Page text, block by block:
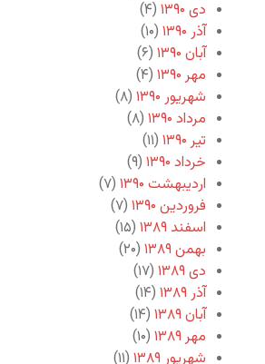
دی ۱۳۹۰
(۴)
آذر ۱۳۹۰
(۱۰)
آبان ۱۳۹۰
(۶)
مهر ۱۳۹۰
(۴)
شهریور ۱۳۹۰
(۸)
مرداد ۱۳۹۰
(۸)
تیر ۱۳۹۰
(۱۱)
خرداد ۱۳۹۰
(۹)
اردیبهشت ۱۳۹۰
(۷)
فروردین ۱۳۹۰
(۷)
اسفند ۱۳۸۹
(۱۵)
بهمن ۱۳۸۹
(۲۰)
دی ۱۳۸۹
(۱۷)
آذر ۱۳۸۹
(۱۴)
آبان ۱۳۸۹
(۱۴)
مهر ۱۳۸۹
(۱۰)
شهریور ۱۳۸۹
(۱۱)